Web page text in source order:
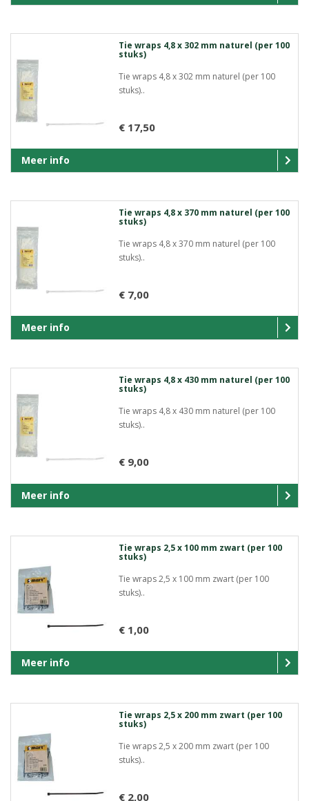
Tie wraps 4,8 x 302 mm naturel (per 100
stuks)
Tie wraps 4,8 x 302 mm naturel (per 100
stuks)..
€ 17,50
Meer info
Tie wraps 4,8 x 370 mm naturel (per 100
stuks)
Tie wraps 4,8 x 370 mm naturel (per 100
stuks)..
€ 7,00
Meer info
Tie wraps 4,8 x 430 mm naturel (per 100
stuks)
Tie wraps 4,8 x 430 mm naturel (per 100
stuks)..
€ 9,00
Meer info
Tie wraps 2,5 x 100 mm zwart (per 100
stuks)
Tie wraps 2,5 x 100 mm zwart (per 100
stuks)..
€ 1,00
Meer info
Tie wraps 2,5 x 200 mm zwart (per 100
stuks)
Tie wraps 2,5 x 200 mm zwart (per 100
stuks)..
€ 2,00